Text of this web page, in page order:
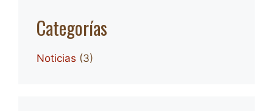
Categorías
Noticias (3)